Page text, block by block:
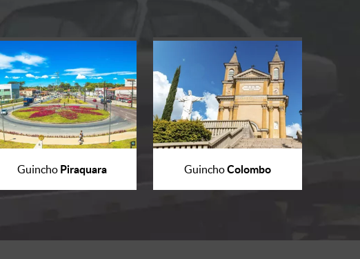
Guincho Piraquara GuinchoColombo